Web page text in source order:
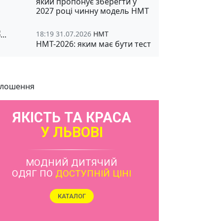
2027 році чинну модель НМТ
18:19 31.07.2026 НМТ
НМТ-2026: яким має бути тест
ЯКІСТЬ ТА КРАСА
У ЛЬВОВІ
МОДНИЙ ДИТЯЧИЙ
ОДЯГ ПО ДОСТУПНІЙ ЦІНІ
КАТАЛОГ